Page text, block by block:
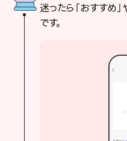
迷ったら「おすすめ
です。